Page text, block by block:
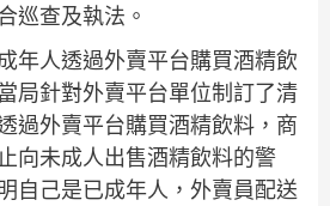
巡查及執法。
年人透過外賣平台購買酒精飲
局針對外賣平台單位制訂了清
過外賣平台購買酒精飲料，商
向未成人出售酒精飲料的警
自己是已成年人，外賣員配送